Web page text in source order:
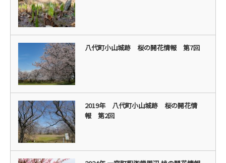
八代町小山城跡 桜の開花情報 第7回
2019年 八代町小山城跡 桜の開花情
報 第2回